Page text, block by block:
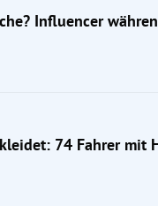
Influencer
74 Fahrer mit